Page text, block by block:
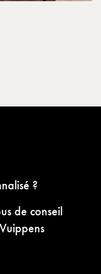
?
de conseil